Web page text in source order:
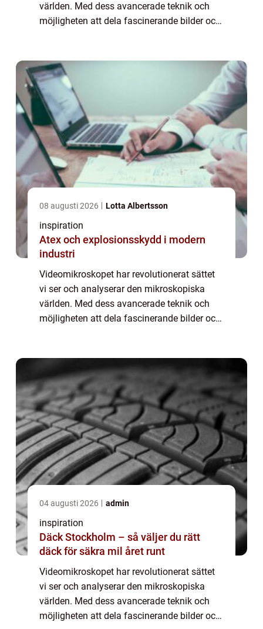
världen. Med dess avancerade teknik och
möjligheten att dela fascinerande bilder och
08 augusti 2026 Lotta Albertsson
inspiration
Atex och explosionsskydd i modern
industri
Videomikroskopet har revolutionerat sättet
vi ser och analyserar den mikroskopiska
världen. Med dess avancerade teknik och
möjligheten att dela fascinerande bilder och
04 augusti 2026 admin
inspiration
Däck Stockholm – så väljer du rätt
däck för säkra mil året runt
Videomikroskopet har revolutionerat sättet
vi ser och analyserar den mikroskopiska
världen. Med dess avancerade teknik och
möjligheten att dela fascinerande bilder och